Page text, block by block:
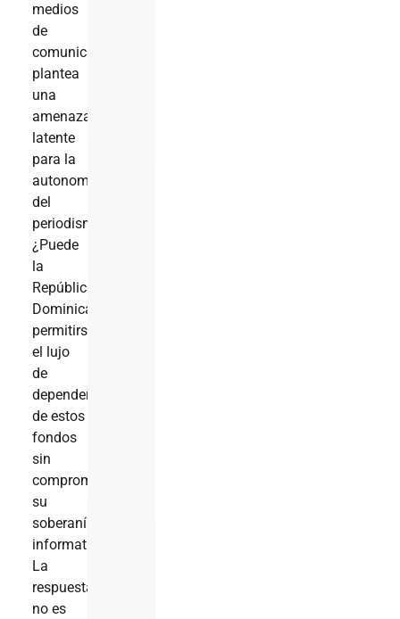
medios
de
comunicación
plantea
una
amenaza
latente
para la
autonomía
del
periodismo.
¿Puede
la
República
Dominicana
permitirse
el lujo
de
depender
de estos
fondos
sin
comprometer
su
soberanía
informativa?
La
respuesta
no es